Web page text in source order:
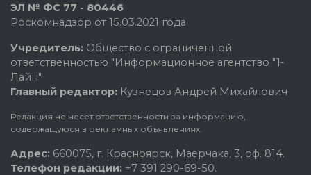
ЭЛ № ФС 77 - 80446
Роскомнадзор от 15.03.2021 года
Учредитель: Общество с ограниченной
ответственностью "Информационное агентство "1-
Лайн"
Главный редактор: Кузнецов Андрей Михайлович
Редакция не несет ответственности за информацию,
содержащуюся в рекламных объявлениях.
Адрес: 660075, г. Красноярск, Маерчака, 3, оф. 814.
Телефон редакции: +7 391 290-69-50.